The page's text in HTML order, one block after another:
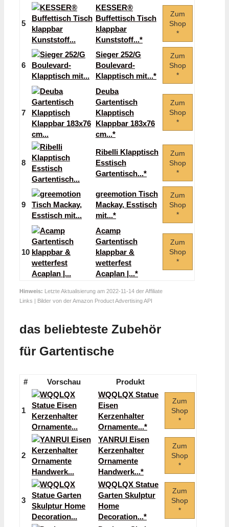
5
KESSER®
Buffettisch Tisch
klappbar
Kunststoff...*
Zum
Shop
*
6
Sieger 252/G
Boulevard-
Klapptisch mit...*
Zum
Shop
*
7
Deuba
Gartentisch
Klapptisch
Klappbar 183x76
cm...*
Zum
Shop
*
8
Ribelli Klapptisch
Esstisch
Gartentisch...*
Zum
Shop
*
9
greemotion Tisch
Mackay, Esstisch
mit...*
Zum
Shop
*
10
Acamp
Gartentisch
klappbar &
wetterfest
Acaplan |...*
Zum
Shop
*
Hinweis: Letzte Aktualisierung am 2022-11-14 der Affiliate
Links | Bilder von der Amazon Product Advertising API
das beliebteste Zubehör
für Gartentische
# Vorschau Produkt
1
WQQLQX Statue
Eisen
Kerzenhalter
Ornamente...*
Zum
Shop
*
2
YANRUI Eisen
Kerzenhalter
Ornamente
Handwerk...*
Zum
Shop
*
3
WQQLQX Statue
Garten Skulptur
Home
Decoration...*
Zum
Shop
*